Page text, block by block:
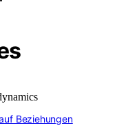
Beziehungen